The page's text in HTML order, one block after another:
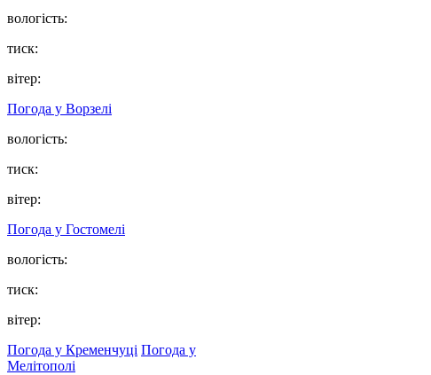
вологість:
тиск:
вітер:
Погода у Ворзелі
вологість:
тиск:
вітер:
Погода у Гостомелі
вологість:
тиск:
вітер:
Погода у Кременчуці Погода у
Мелітополі